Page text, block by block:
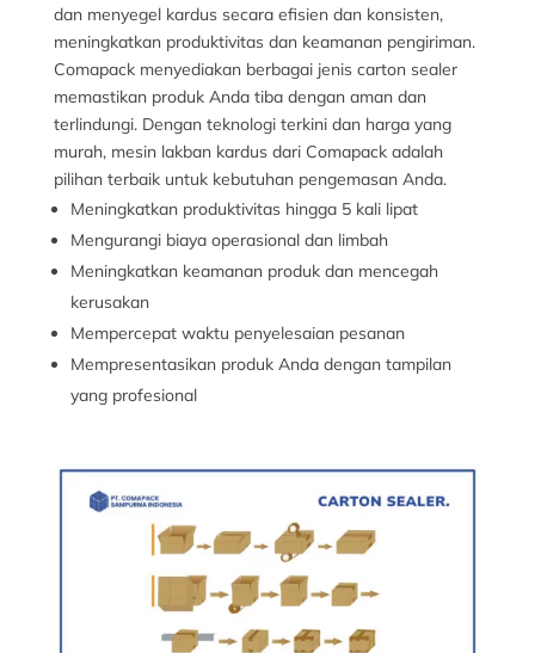
dan menyegel kardus secara efisien dan konsisten,
meningkatkan produktivitas dan keamanan pengiriman.
Comapack menyediakan berbagai jenis carton sealer
memastikan produk Anda tiba dengan aman dan
terlindungi. Dengan teknologi terkini dan harga yang
murah, mesin lakban kardus dari Comapack adalah
pilihan terbaik untuk kebutuhan pengemasan Anda.
Meningkatkan produktivitas hingga 5 kali lipat
Mengurangi biaya operasional dan limbah
Meningkatkan keamanan produk dan mencegah
kerusakan
Mempercepat waktu penyelesaian pesanan
Mempresentasikan produk Anda dengan tampilan
yang profesional